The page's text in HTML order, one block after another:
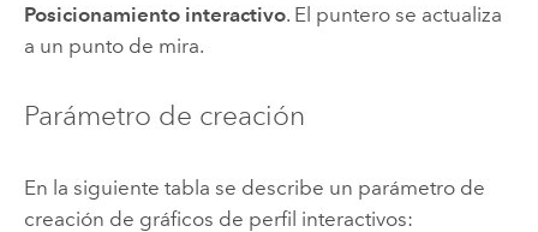
Posicionamiento interactivo. El puntero se actualiza
a un punto de mira.
Parámetro de creación
En la siguiente tabla se describe un parámetro de
creación de gráficos de perfil interactivos: